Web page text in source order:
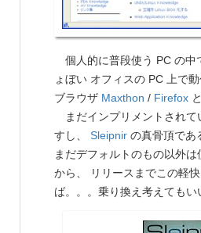
個人的に普段使う PC の中
ょぼい オフィスの PC 上で
ブラウザ Maxthon / Firefox
まだインプリメントされて
すし、 Sleipnir の真骨頂であ
まだデフォルトのもの以外
から、 リリースまでこの軽
ば。。。乗り換え考えても